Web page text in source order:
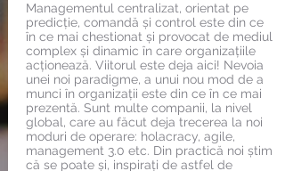
Managementul centralizat, orientat pe
predicție, comandă și control este din ce
în ce mai chestionat și provocat de mediul
complex și dinamic în care organizațiile
acționează. Viitorul este deja aici! Nevoia
unei noi paradigme, a unui nou mod de a
munci în organizații este din ce în ce mai
prezentă. Sunt multe companii, la nivel
global, care au făcut deja trecerea la noi
moduri de operare: holacracy, agile,
management 3.0 etc. Din practică noi știm
că se poate și, inspirați de astfel de